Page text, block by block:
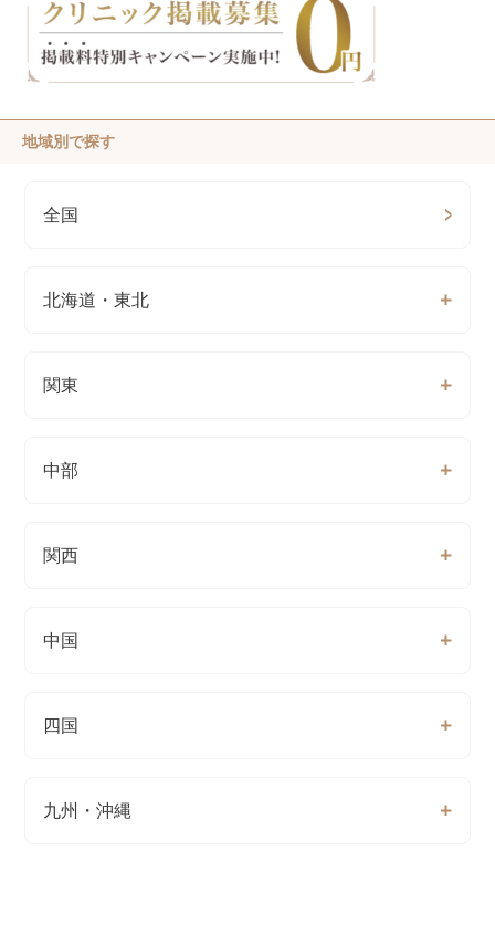
地域別で探す
全国
北海道・東北
関東
中部
関西
中国
四国
九州・沖縄